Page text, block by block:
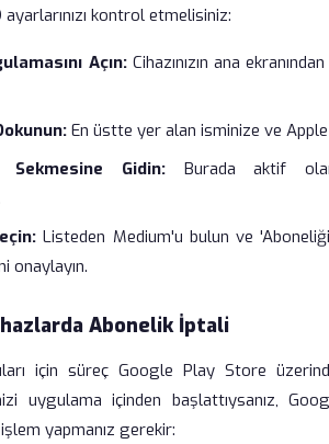
kontrol etmelisiniz:
Açın:Cihazınızın ana
En üstte yer alan isminize ve Apple
Sekmesine Gidin:Burada aktif
Listeden Medium'u bulun ve
onaylayın.
Abonelik İptali
için süreç Google Play Store
uygulama içinden başlattıysanız,
yapmanız gerekir: